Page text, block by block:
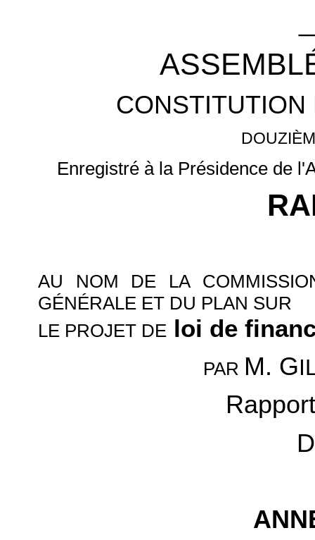
Enregistré à la Présidence de
AU NOM DE LA
GÉNÉRALE ET DU PLAN SUR
LE PROJET DE loi de
PAR M. G